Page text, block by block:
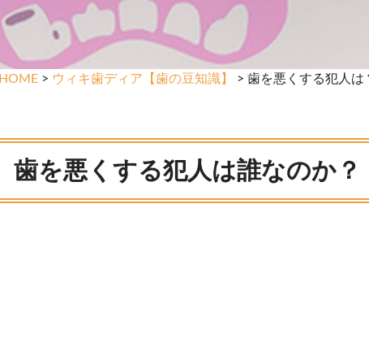
HOME> ウィキ歯ディア【歯の豆知識】 > 歯を悪くする犯人は
歯を悪くする犯人は誰なのか？